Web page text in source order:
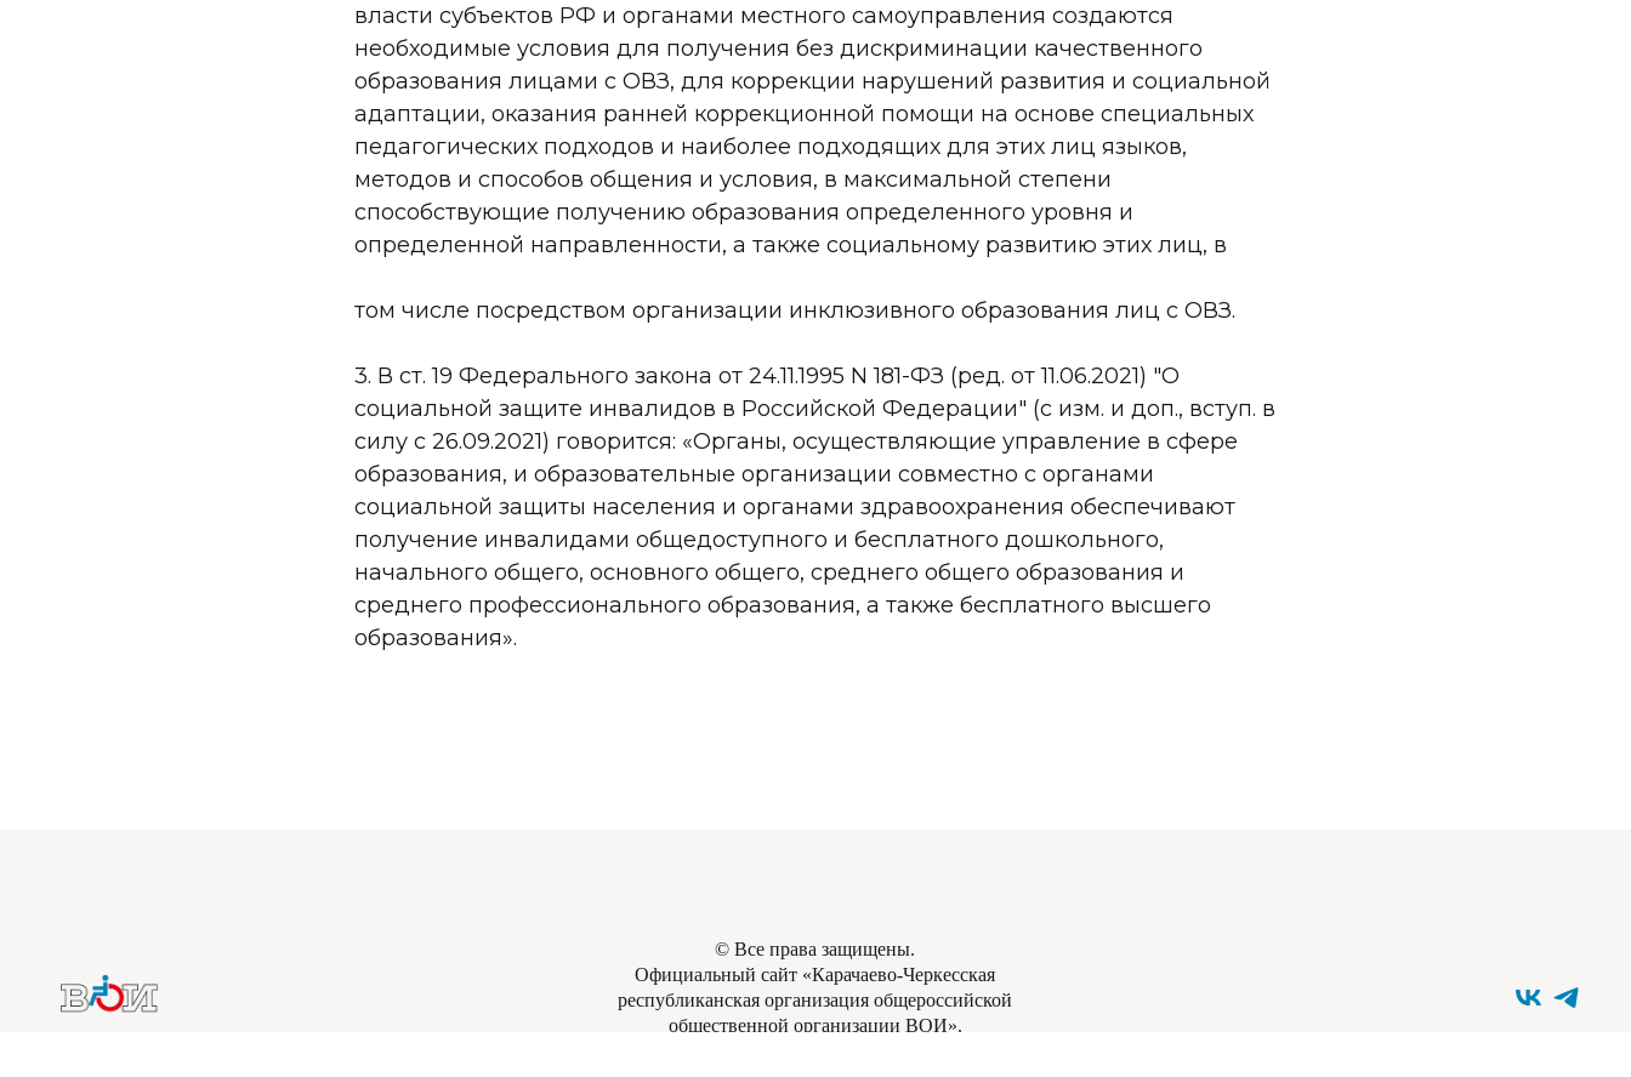
власти субъектов РФ и органами местного самоуправления создаются
необходимые условия для получения без дискриминации качественного
образования лицами с ОВЗ, для коррекции нарушений развития и социальной
адаптации, оказания ранней коррекционной помощи на основе специальных
педагогических подходов и наиболее подходящих для этих лиц языков,
методов и способов общения и условия, в максимальной степени
способствующие получению образования определенного уровня и
определенной направленности, а также социальному развитию этих лиц, в
том числе посредством организации инклюзивного образования лиц с ОВЗ.
3. В ст. 19 Федерального закона от 24.11.1995 N 181-ФЗ (ред. от 11.06.2021) "О
социальной защите инвалидов в Российской Федерации" (с изм. и доп., вступ. в
силу с 26.09.2021) говорится: «Органы, осуществляющие управление в сфере
образования, и образовательные организации совместно с органами
социальной защиты населения и органами здравоохранения обеспечивают
получение инвалидами общедоступного и бесплатного дошкольного,
начального общего, основного общего, среднего общего образования и
среднего профессионального образования, а также бесплатного высшего
образования».
© Все права защищены.
Официальный сайт «Карачаево-Черкесская
республиканская организация общероссийской
общественной организации ВОИ».